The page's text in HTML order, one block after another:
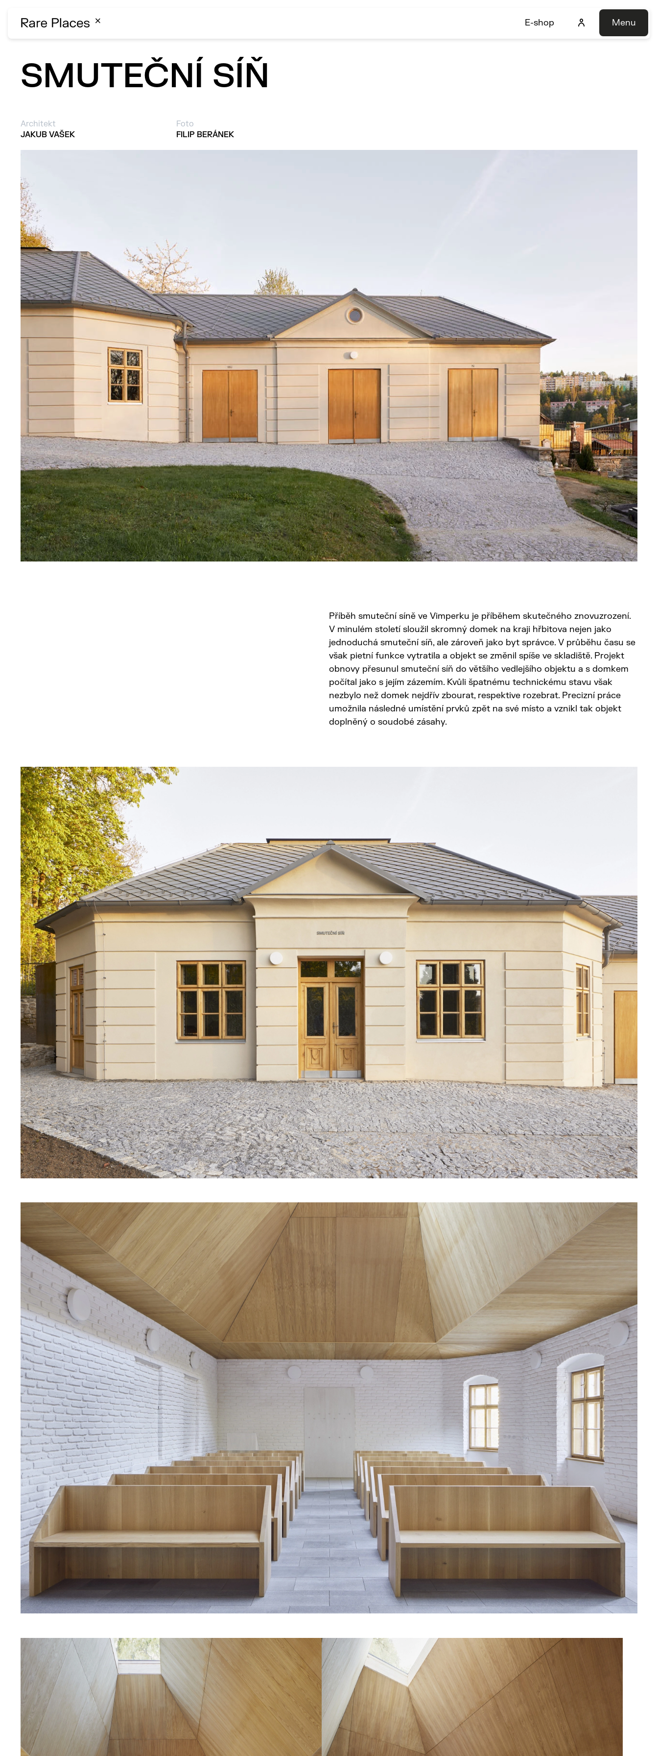
E-shop Menu
Mapa míst
E-shop
O nás
Blog
Napsali o nás
SMUTEČNÍ SÍŇ
Architekt
JAKUB VAŠEK
Foto
FILIP BERÁNEK
Příběh smuteční síně ve Vimperku je příběhem skutečného znovuzrození.
V minulém století sloužil skromný domek na kraji hřbitova nejen jako
jednoduchá smuteční síň, ale zároveň jako byt správce. V průběhu času se
však pietní funkce vytratila a objekt se změnil spíše ve skladiště. Projekt
obnovy přesunul smuteční síň do většího vedlejšího objektu a s domkem
počítal jako s jejím zázemím. Kvůli špatnému technickému stavu však
nezbylo než domek nejdřív zbourat, respektive rozebrat. Precizní práce
umožnila následné umístění prvků zpět na své místo a vznikl tak objekt
doplněný o soudobé zásahy.